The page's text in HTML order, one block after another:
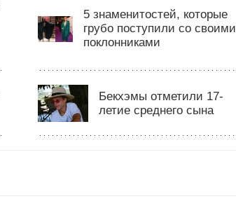
5 знаменитостей, которые
грубо поступили со своими
поклонниками
Бекхэмы отметили 17-
летие среднего сына